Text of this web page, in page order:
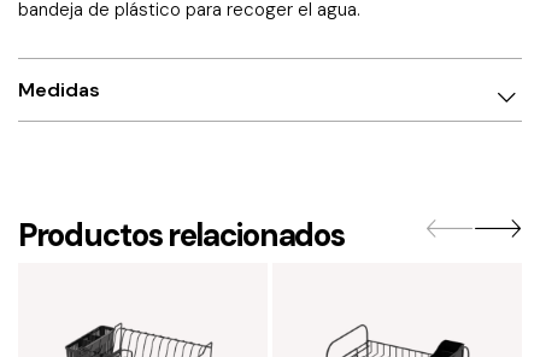
bandeja de plástico para recoger el agua.
Medidas
Productos relacionados